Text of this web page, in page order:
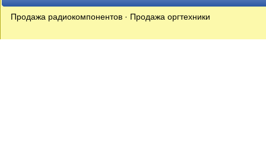
Продажа радиокомпонентов · Продажа оргтехники